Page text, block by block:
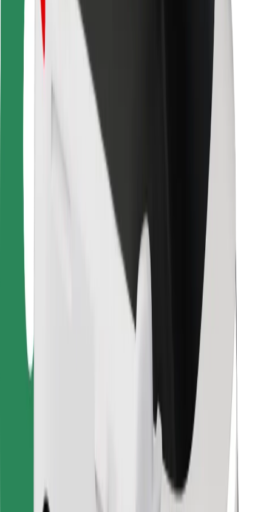
Поддержка
Для клиентов
Для водителей
Для курьеров
Для владельцев автопарков
Для ресторанов
Bolt for Business
Пользовательское соглашение
Подача за считаные минуты!
Скачать приложение Bolt
Скачать приложение Bolt Food